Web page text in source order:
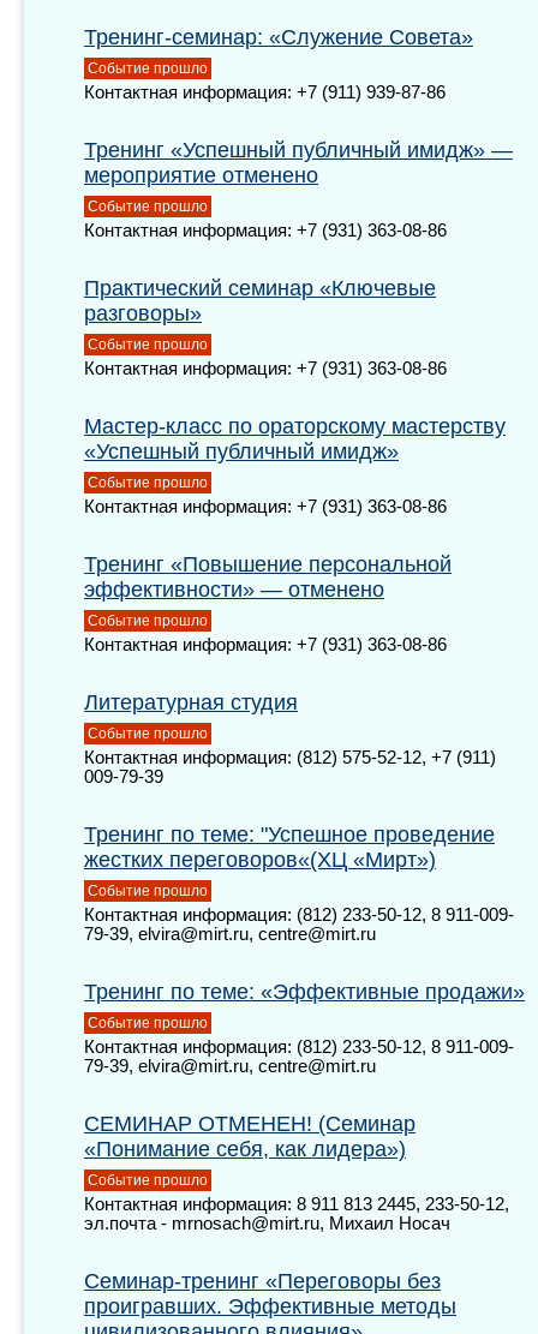
Тренинг-семинар: «Служение Совета»
Событие прошло
Контактная информация: +7 (911) 939-87-86
Тренинг «Успешный публичный имидж» —
мероприятие отменено
Событие прошло
Контактная информация: +7 (931) 363-08-86
Практический семинар «Ключевые
разговоры»
Событие прошло
Контактная информация: +7 (931) 363-08-86
Мастер-класс по ораторскому мастерству
«Успешный публичный имидж»
Событие прошло
Контактная информация: +7 (931) 363-08-86
Тренинг «Повышение персональной
эффективности» — отменено
Событие прошло
Контактная информация: +7 (931) 363-08-86
Литературная студия
Событие прошло
Контактная информация: (812) 575-52-12, +7 (911)
009-79-39
Тренинг по теме: "Успешное проведение
жестких переговоров«(ХЦ «Мирт»)
Событие прошло
Контактная информация: (812) 233-50-12, 8 911-009-
79-39, elvira@mirt.ru, centre@mirt.ru
Тренинг по теме: «Эффективные продажи»
Событие прошло
Контактная информация: (812) 233-50-12, 8 911-009-
79-39, elvira@mirt.ru, centre@mirt.ru
СЕМИНАР ОТМЕНЕН! (Семинар
«Понимание себя, как лидера»)
Событие прошло
Контактная информация: 8 911 813 2445, 233-50-12,
эл.почта - mrnosach@mirt.ru, Михаил Носач
Семинар-тренинг «Переговоры без
проигравших. Эффективные методы